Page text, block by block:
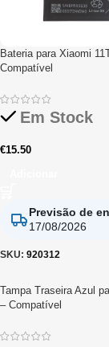
Bateria para Xiaomi
Compatível
Em Stock
€15.50
Previsão de
17/08/2026
SKU: 920312
Tampa Traseira Azul
– Compatível